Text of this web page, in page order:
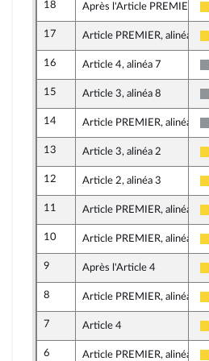
18 Après l'Article PREMIER
17 Article PREMIER, alinéa 4
16 Article 4, alinéa 7
15 Article 3, alinéa 8
14 Article PREMIER, alinéa 20
13 Article 3, alinéa 2
12 Article 2, alinéa 3
11 Article PREMIER, alinéa 4
10 Article PREMIER, alinéa 15
9 Après l'Article 4
8 Article PREMIER, alinéa 15
7 Article 4
6 Article PREMIER, alinéa 14